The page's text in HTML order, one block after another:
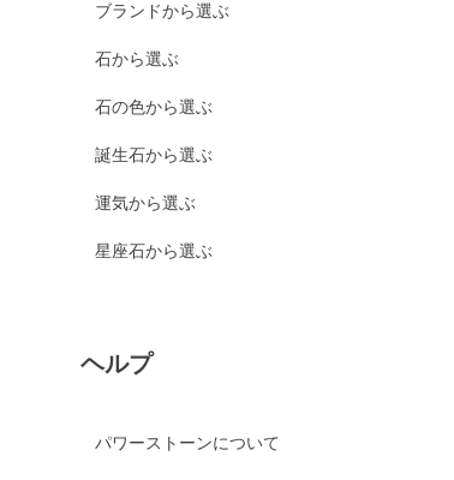
ブランドから選ぶ
石から選ぶ
石の色から選ぶ
誕生石から選ぶ
運気から選ぶ
星座石から選ぶ
ヘルプ
パワーストーンについて